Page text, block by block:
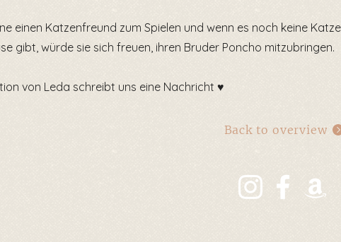
einen Katzenfreund zum Spielen und wenn es noch keine
gibt, würde sie sich freuen, ihren Bruder Poncho mitzubringen.
von Leda schreibt uns eine Nachricht ♥️
Back to overview